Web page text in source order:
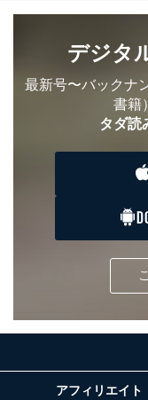
により当該事
き。
だ企業に、業
託・提供する
供先企業に個
委託先：
告配信サー
提供先：
店など商品
販売店な
４．開示対象個
の通知を求めら
す。ただし、以
利用目的の通知
デジタ
最新号〜バックナ
書籍
タダ読
アフィリエイト